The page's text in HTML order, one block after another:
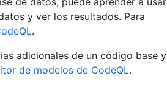
y ver los resultados. Para
.
adicionales de un código base y
de modelos de CodeQL.